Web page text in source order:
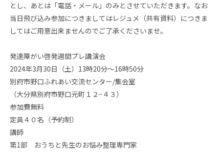
とし、あとは「電話・メール」のみとさせていただきます。なお
当日飛び込み参加につきましてはレジュメ（共有資料）につきま
してはご用意出来ませんのでご了承くださいませ。
発達障がい啓発週間プレ講演会
2024年3月30日（土）13時20分〜16時50分
別府市野口ふれあい交流センター/集会室
（大分県別府市野口元町１２−４３）
参加費無料
定員４０名（予約制）
講師
第1部 おうちと先生のお悩み整理専門家